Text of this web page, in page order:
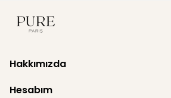
Hakkımızda
Hesabım